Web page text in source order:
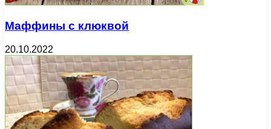
Маффины с клюквой
20.10.2022